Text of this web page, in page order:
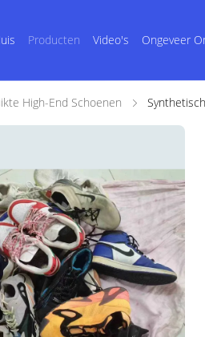
Producten Video's Ongeveer
High-End Schoenen